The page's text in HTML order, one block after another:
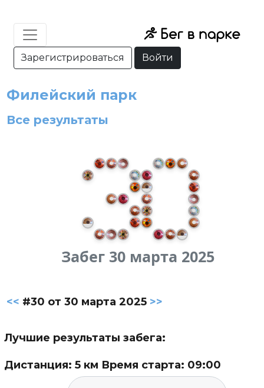
Зарегистрироваться Войти
Филейский парк
Все результаты
Забег 30 марта 2025
<< #30 от 30 марта 2025 >>
Лучшие результаты забега:
Дистанция: 5 км Время старта: 09:00